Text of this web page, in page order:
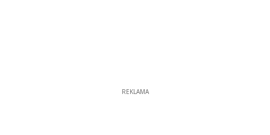
REKLAMA